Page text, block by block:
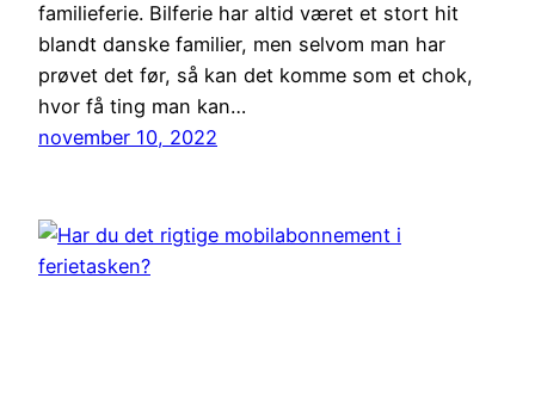
familieferie. Bilferie har altid været et stort hit
blandt danske familier, men selvom man har
prøvet det før, så kan det komme som et chok,
hvor få ting man kan…
november 10, 2022